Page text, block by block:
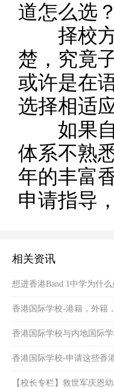
道怎么选？
择校方
楚，究竟
或许是在
选择相适
如果自
体系不熟
年的丰富
申请指导
相关资讯
想进香港Band 1中学为什
香港国际学校-港籍，外籍
香港国际学校与内地国际
香港国际学校-申请这些香
【校长专栏】救世军庆恩